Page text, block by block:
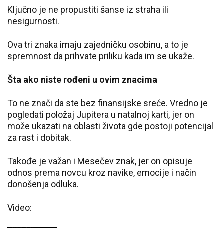
Ključno je ne propustiti šanse iz straha ili
nesigurnosti.
Ova tri znaka imaju zajedničku osobinu, a to je
spremnost da prihvate priliku kada im se ukaže.
Šta ako niste rođeni u ovim znacima
To ne znači da ste bez finansijske sreće. Vredno je
pogledati položaj Jupitera u natalnoj karti, jer on
može ukazati na oblasti života gde postoji potencijal
za rast i dobitak.
Takođe je važan i Mesečev znak, jer on opisuje
odnos prema novcu kroz navike, emocije i način
donošenja odluka.
Video: